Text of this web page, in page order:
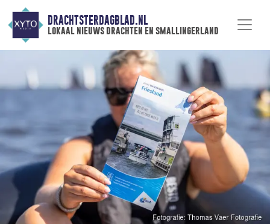
DRACHTSTERDAGBLAD.NL
lokaal nieuws drachten en smallingerland